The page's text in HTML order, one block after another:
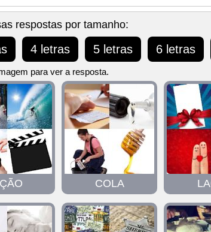
respostas por tamanho:
4 letras 5 letras 6 letras
para ver a resposta.
COLA